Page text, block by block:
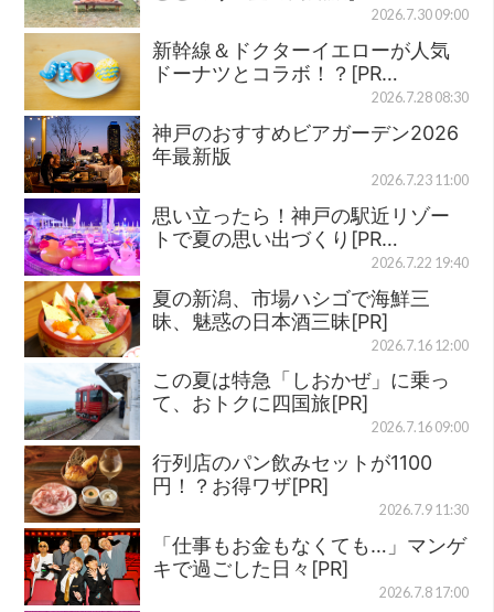
2026.7.30 09:00
新幹線＆ドクターイエローが人気
ドーナツとコラボ！？[PR…
2026.7.28 08:30
神戸のおすすめビアガーデン2026
年最新版
2026.7.23 11:00
思い立ったら！神戸の駅近リゾー
トで夏の思い出づくり[PR…
2026.7.22 19:40
夏の新潟、市場ハシゴで海鮮三
昧、魅惑の日本酒三昧[PR]
2026.7.16 12:00
この夏は特急「しおかぜ」に乗っ
て、おトクに四国旅[PR]
2026.7.16 09:00
行列店のパン飲みセットが1100
円！？お得ワザ[PR]
2026.7.9 11:30
「仕事もお金もなくても…」マンゲ
キで過ごした日々[PR]
2026.7.8 17:00